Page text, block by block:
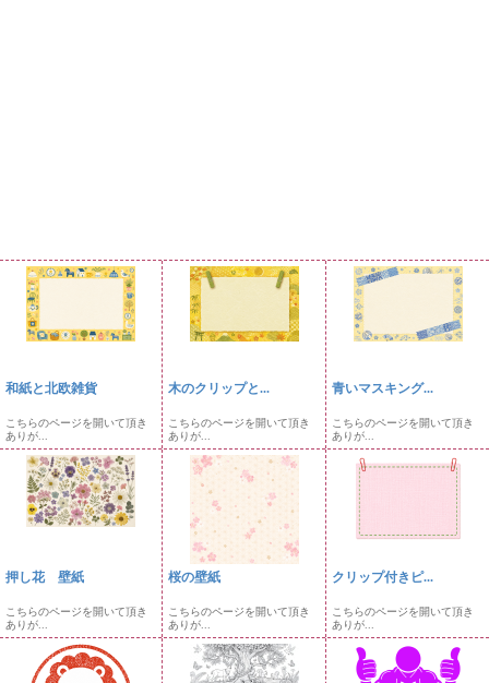
和紙と北欧雑貨
こちらのページを開いて頂き
ありが...
木のクリップと...
こちらのページを開いて頂き
ありが...
青いマスキング...
こちらのページを開いて頂き
ありが...
押し花 壁紙
こちらのページを開いて頂き
ありが...
桜の壁紙
こちらのページを開いて頂き
ありが...
クリップ付きピ...
こちらのページを開いて頂き
ありが...